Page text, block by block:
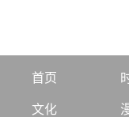
首页
文化